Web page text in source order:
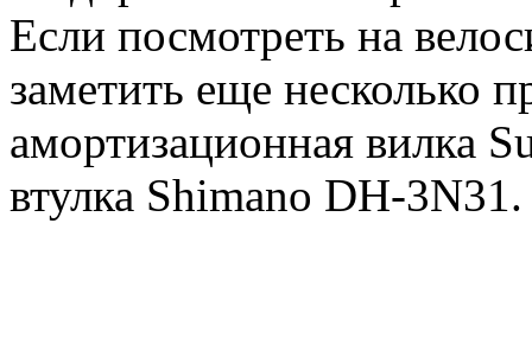
Если посмотреть на
заметить еще несколько
амортизационная вилка
втулка Shimano DH-3N31.